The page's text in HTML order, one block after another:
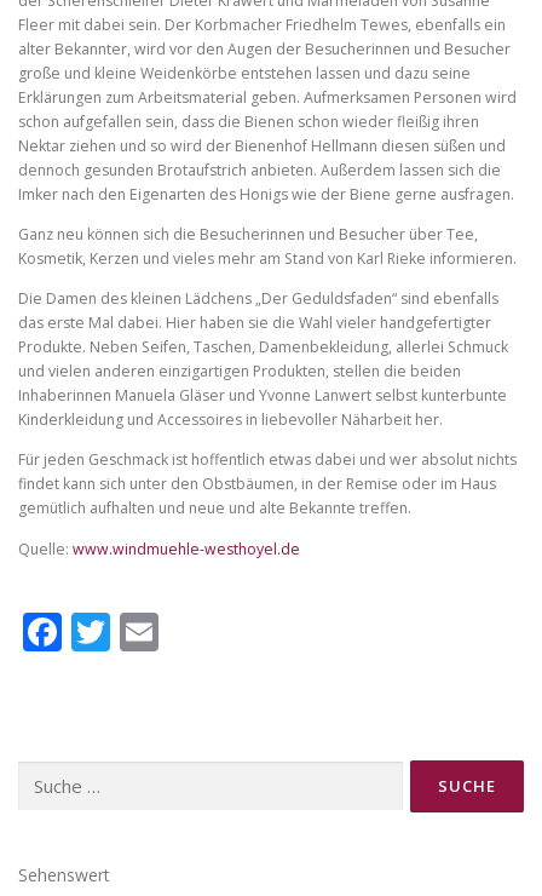
Fleer mit dabei sein. Der Korbmacher Friedhelm Tewes, ebenfalls ein
alter Bekannter, wird vor den Augen der Besucherinnen und Besucher
große und kleine Weidenkörbe entstehen lassen und dazu seine
Erklärungen zum Arbeitsmaterial geben. Aufmerksamen Personen wird
schon aufgefallen sein, dass die Bienen schon wieder fleißig ihren
Nektar ziehen und so wird der Bienenhof Hellmann diesen süßen und
dennoch gesunden Brotaufstrich anbieten. Außerdem lassen sich die
Imker nach den Eigenarten des Honigs wie der Biene gerne ausfragen.
Ganz neu können sich die Besucherinnen und Besucher über Tee,
Kosmetik, Kerzen und vieles mehr am Stand von Karl Rieke informieren.
Die Damen des kleinen Lädchens „Der Geduldsfaden“ sind ebenfalls
das erste Mal dabei. Hier haben sie die Wahl vieler handgefertigter
Produkte. Neben Seifen, Taschen, Damenbekleidung, allerlei Schmuck
und vielen anderen einzigartigen Produkten, stellen die beiden
Inhaberinnen Manuela Gläser und Yvonne Lanwert selbst kunterbunte
Kinderkleidung und Accessoires in liebevoller Näharbeit her.
Für jeden Geschmack ist hoffentlich etwas dabei und wer absolut nichts
findet kann sich unter den Obstbäumen, in der Remise oder im Haus
gemütlich aufhalten und neue und alte Bekannte treffen.
Quelle: www.windmuehle-westhoyel.de
Facebook
Twitter
nach:
Sehenswert